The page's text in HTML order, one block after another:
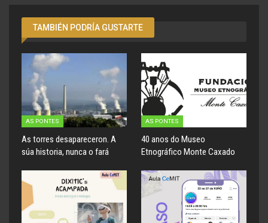
TAMBIÉN PODRÍA GUSTARTE
AS PONTES
As torres desapareceron. A
súa historia, nunca o fará
AS PONTES
40 anos do Museo
Etnográfico Monte Caxado